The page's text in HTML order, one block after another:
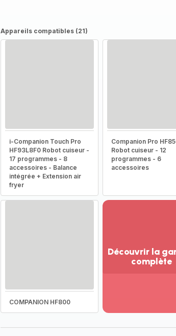
Appareils compatibles (21)
i-Companion Touch Pro
HF93L8F0 Robot cuiseur -
17 programmes - 8
accessoires - Balance
intégrée + Extension air
fryer
Companion Pro
Robot cuiseur - 12
programmes - 6
accessoires
COMPANION HF800
Découvrir la
complète
la